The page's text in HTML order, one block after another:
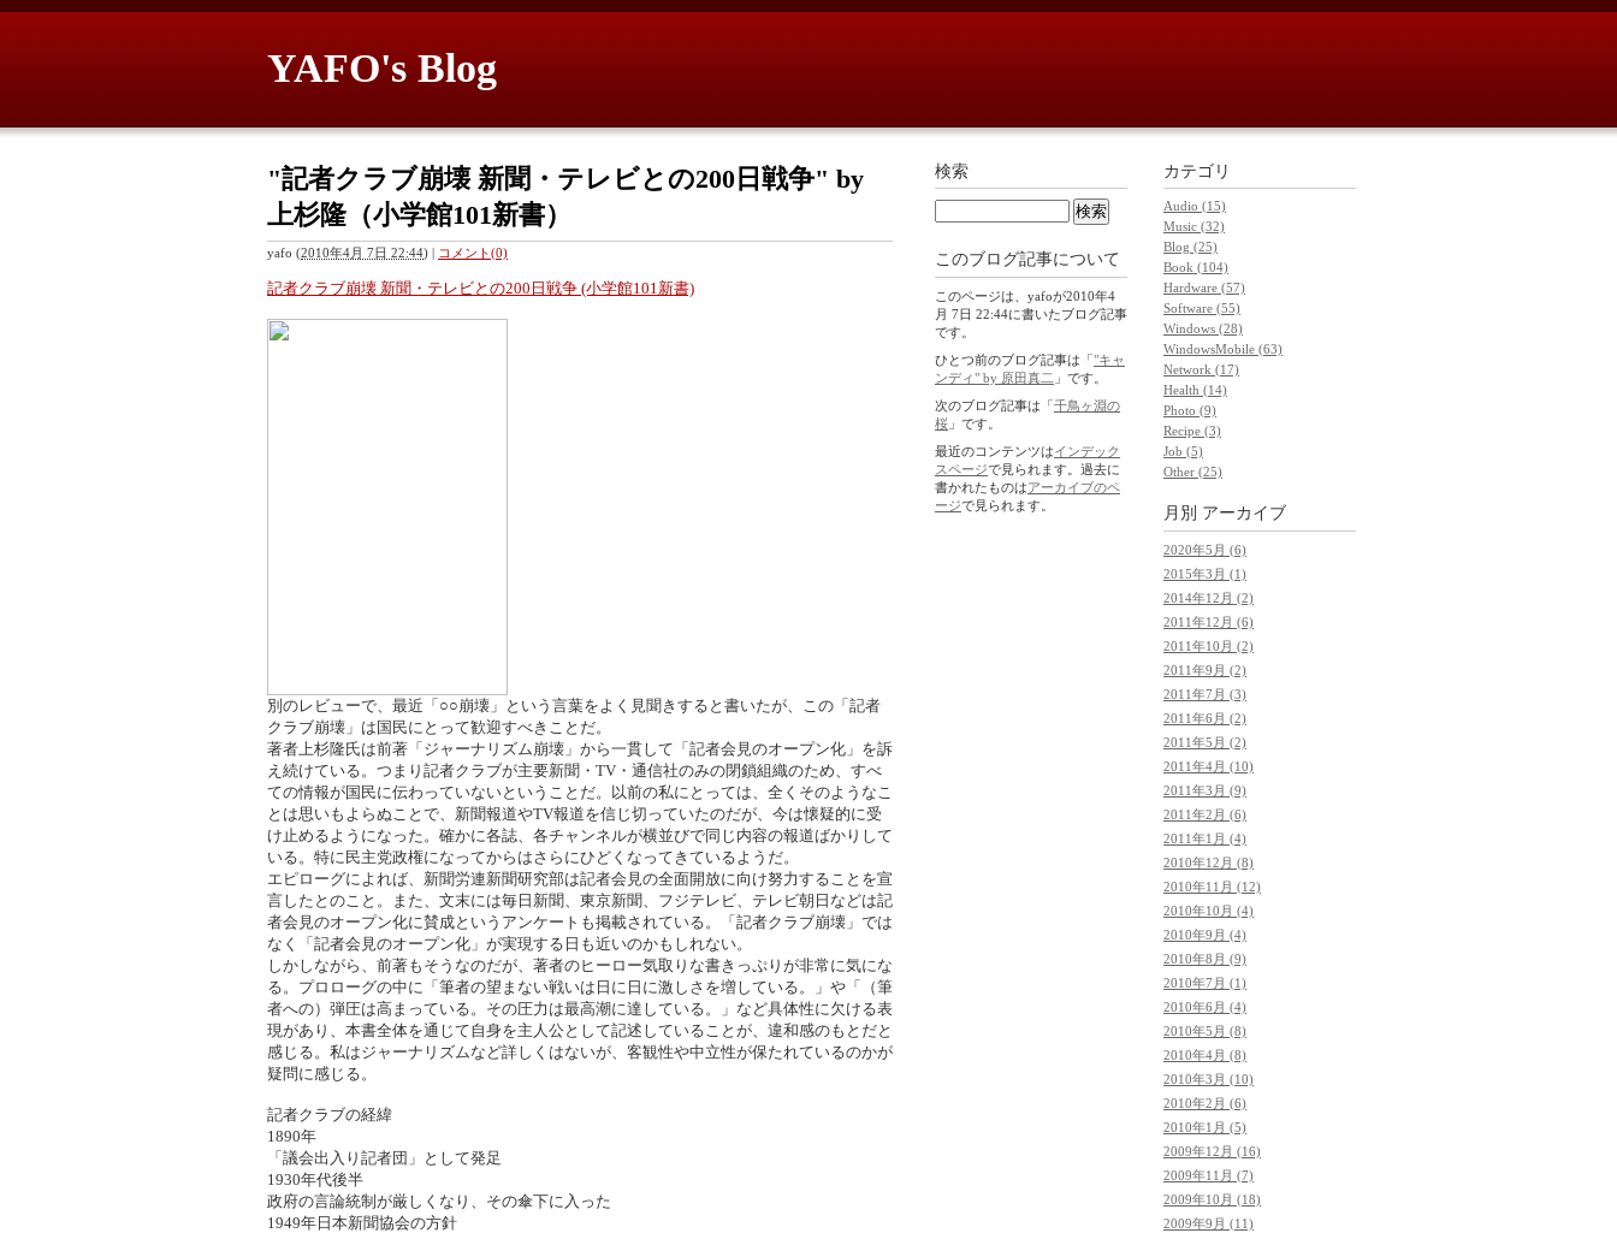
YAFO's Blog
"記者クラブ崩壊 新聞・テレビとの200日戦争" by
上杉隆（小学館101新書）
yafo (2010年4月 7日 22:44) | コメント(0)
記者クラブ崩壊 新聞・テレビとの200日戦争 (小学館101新書)
別のレビューで、最近「○○崩壊」という言葉をよく見聞きすると書いたが、この「記者
クラブ崩壊」は国民にとって歓迎すべきことだ。
著者上杉隆氏は前著「ジャーナリズム崩壊」から一貫して「記者会見のオープン化」を訴
え続けている。つまり記者クラブが主要新聞・TV・通信社のみの閉鎖組織のため、すべ
ての情報が国民に伝わっていないということだ。以前の私にとっては、全くそのようなこ
とは思いもよらぬことで、新聞報道やTV報道を信じ切っていたのだが、今は懐疑的に受
け止めるようになった。確かに各誌、各チャンネルが横並びで同じ内容の報道ばかりして
いる。特に民主党政権になってからはさらにひどくなってきているようだ。
エピローグによれば、新聞労連新聞研究部は記者会見の全面開放に向け努力することを宣
言したとのこと。また、文末には毎日新聞、東京新聞、フジテレビ、テレビ朝日などは記
者会見のオープン化に賛成というアンケートも掲載されている。「記者クラブ崩壊」では
なく「記者会見のオープン化」が実現する日も近いのかもしれない。
しかしながら、前著もそうなのだが、著者のヒーロー気取りな書きっぷりが非常に気にな
る。プロローグの中に「筆者の望まない戦いは日に日に激しさを増している。」や「（筆
者への）弾圧は高まっている。その圧力は最高潮に達している。」など具体性に欠ける表
現があり、本書全体を通じて自身を主人公として記述していることが、違和感のもとだと
感じる。私はジャーナリズムなど詳しくはないが、客観性や中立性が保たれているのかが
疑問に感じる。
記者クラブの経緯
1890年
「議会出入り記者団」として発足
1930年代後半
政府の言論統制が厳しくなり、その傘下に入った
1949年日本新聞協会の方針
カテゴリ
Audio (15)
Music (32)
Blog (25)
Book (104)
Hardware (57)
Software (55)
Windows (28)
WindowsMobile (63)
Network (17)
Health (14)
Photo (9)
Recipe (3)
Job (5)
Other (25)
月別 アーカイブ
2020年5月 (6)
2015年3月 (1)
2014年12月 (2)
2011年12月 (6)
2011年10月 (2)
2011年9月 (2)
2011年7月 (3)
2011年6月 (2)
2011年5月 (2)
2011年4月 (10)
2011年3月 (9)
2011年2月 (6)
2011年1月 (4)
2010年12月 (8)
2010年11月 (12)
2010年10月 (4)
2010年9月 (4)
2010年8月 (9)
2010年7月 (1)
2010年6月 (4)
2010年5月 (8)
2010年4月 (8)
2010年3月 (10)
2010年2月 (6)
2010年1月 (5)
2009年12月 (16)
2009年11月 (7)
2009年10月 (18)
2009年9月 (11)
検索
このブログ記事について
このページは、yafoが2010年4
月 7日 22:44に書いたブログ記事
です。
ひとつ前のブログ記事は「"キャ
ンディ" by 原田真二 」です。
次のブログ記事は「千鳥ヶ淵の
桜 」です。
最近のコンテンツはインデック
スページで見られます。過去に
書かれたものはアーカイブのペ
ージで見られます。